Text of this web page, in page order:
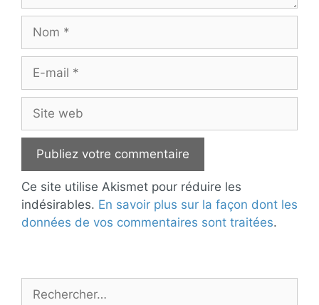
mail
web
Ce site utilise Akismet pour réduire les
indésirables. En savoir plus sur la façon dont les
données de vos commentaires sont traitées.
Rechercher :